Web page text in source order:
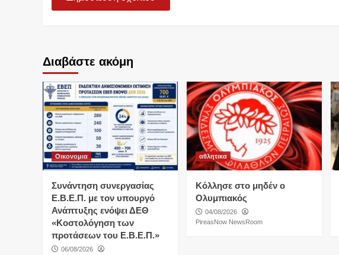
Διαβάστε ακόμη
Οικονομια
Συνάντηση συνεργασίας
Ε.Β.Ε.Π. με τον υπουργό
Ανάπτυξης ενόψει ΔΕΘ
«Κοστολόγηση των
προτάσεων του Ε.Β.Ε.Π.»
06/08/2026
αθλητικα
Κόλλησε στο μηδέν ο
Ολυμπιακός
04/08/2026
PireasNow NewsRoom